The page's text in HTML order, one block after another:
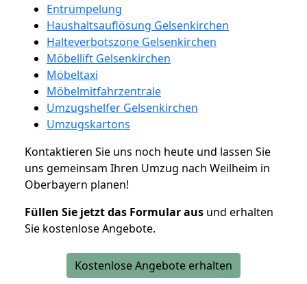
Entrümpelung
Haushaltsauflösung Gelsenkirchen
Halteverbotszone Gelsenkirchen
Möbellift Gelsenkirchen
Möbeltaxi
Möbelmitfahrzentrale
Umzugshelfer Gelsenkirchen
Umzugskartons
Kontaktieren Sie uns noch heute und lassen Sie
uns gemeinsam Ihren Umzug nach Weilheim in
Oberbayern planen!
Füllen Sie jetzt das Formular aus und erhalten
Sie kostenlose Angebote.
Kostenlose Angebote erhalten